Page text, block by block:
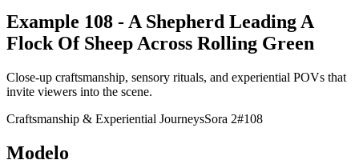
Example 108 - A Shepherd Leading A
Flock Of Sheep Across Rolling Green
Close-up craftsmanship, sensory rituals, and experiential POVs that
invite viewers into the scene.
Craftsmanship & Experiential JourneysSora 2#108
Modelo